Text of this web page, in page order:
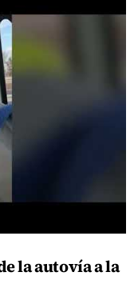
la autovía a la